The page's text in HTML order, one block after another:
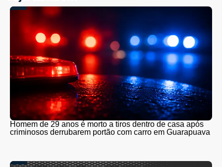
Homem de 29 anos é morto a tiros dentro de casa após
criminosos derrubarem portão com carro em Guarapuava